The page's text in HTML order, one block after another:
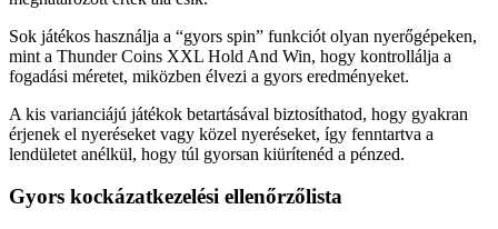
Sok játékos használja a “gyors spin” funkciót olyan nyerőgépeken,
mint a Thunder Coins XXL Hold And Win, hogy kontrollálja a
fogadási méretet, miközben élvezi a gyors eredményeket.
A kis varianciájú játékok betartásával biztosíthatod, hogy gyakran
érjenek el nyeréseket vagy közel nyeréseket, így fenntartva a
lendületet anélkül, hogy túl gyorsan kiürítenéd a pénzed.
Gyors kockázatkezelési ellenőrzőlista